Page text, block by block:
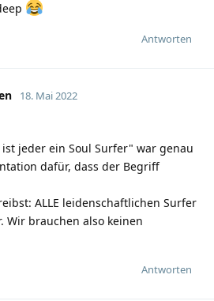
Antworten
18. Mai 2022
jeder ein Soul Surfer" war genau
dafür, dass der Begriff
ALLE leidenschaftlichen Surfer
Wir brauchen also keinen
Antworten